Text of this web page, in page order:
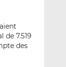
de 7.519
des